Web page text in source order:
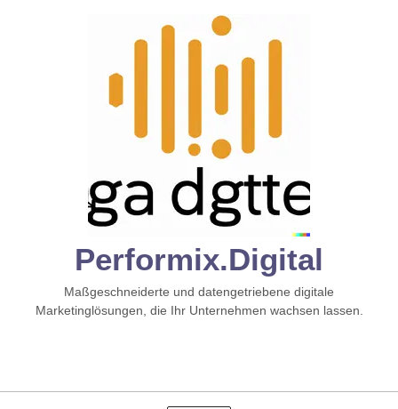
Performix.digital
Maßgeschneiderte und datengetriebene digitale
Marketinglösungen, die Ihr Unternehmen wachsen lassen.